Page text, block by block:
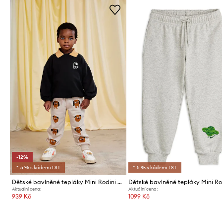
-12%
*-5 % s kódem: LST
Dětské bavlněné tepláky Mini Rodini Doggies
Aktuální cena:
939 Kč
*-5 % s kódem: LST
Aktuální cena:
1099 Kč